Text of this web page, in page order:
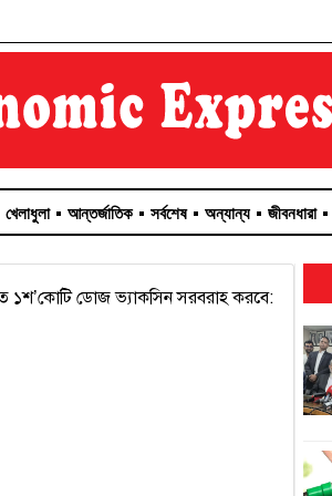
খেলাধুলা আন্তর্জাতিক সর্বশেষ অন্যান্য জীবনধারা
১শ’কোটি ডোজ ভ্যাকসিন সরবরাহ করবে: